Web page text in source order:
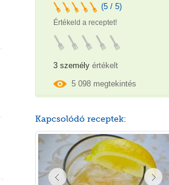
(5 / 5)
Értékeld a receptet!
3 személy értékelt
5 098 megtekintés
Kapcsolódó receptek: